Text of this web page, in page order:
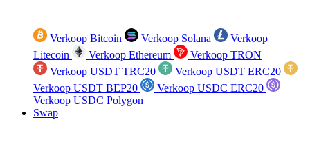
Verkoop Bitcoin Verkoop Solana
Verkoop
Litecoin
Verkoop Ethereum
Verkoop TRON
Verkoop USDT TRC20
Verkoop USDT ERC20
Verkoop USDT BEP20
Verkoop USDC ERC20
Verkoop USDC Polygon
Swap